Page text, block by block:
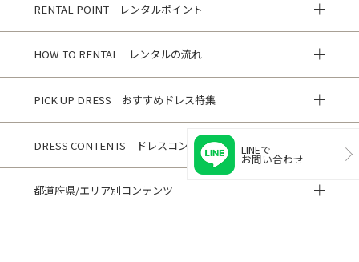
RENTAL POINT レンタルポイント
HOW TO RENTAL レンタルの流れ
PICK UP DRESS おすすめドレス特集
DRESS CONTENTS ドレスコンテンツ
都道府県/エリア別コンテンツ
LINEで
お問い合わせ